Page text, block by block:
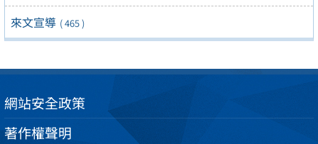
來文宣導 ( 465 )
網站安全政策
著作權聲明